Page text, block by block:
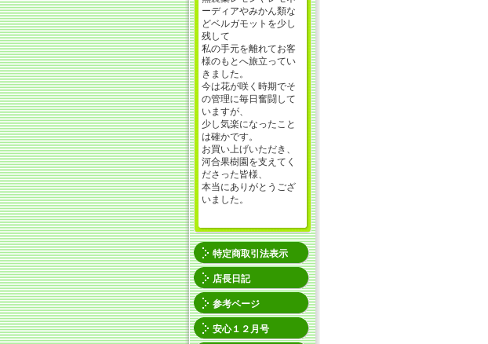
ーディアやみかん類な
どベルガモットを少し
残して
私の手元を離れてお客
様のもとへ旅立ってい
きました。
今は花が咲く時期でそ
の管理に毎日奮闘して
いますが、
少し気楽になったこと
は確かです。
お買い上げいただき、
河合果樹園を支えてく
ださった皆様、
本当にありがとうござ
いました。
特定商取引法表示
店長日記
参考ページ
安心１２月号